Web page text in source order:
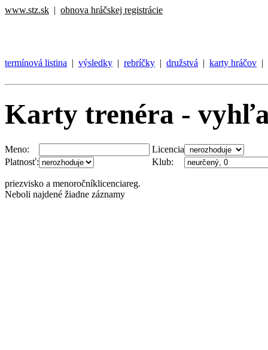
www.stz.sk | obnova hráčskej registrácie
termínová listina | výsledky | rebríčky | družstvá | karty hráčov |
Karty trenéra -
Meno:
Licencia
Platnosť:
Klub:
priezvisko a menoročníklicenciareg.
Neboli najdené žiadne záznamy